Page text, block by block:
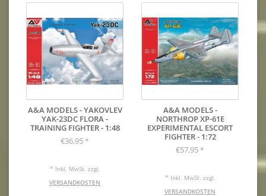
A&A MODELS - YAKOVLEV
YAK-23DC FLORA -
TRAINING FIGHTER - 1:48
€36,95 *
* Inkl. MwSt. zzgl.
VERSANDKOSTEN
A&A MODELS -
NORTHROP XP-61E
EXPERIMENTAL ESCORT
FIGHTER - 1:72
€57,95 *
* Inkl. MwSt. zzgl.
VERSANDKOSTEN